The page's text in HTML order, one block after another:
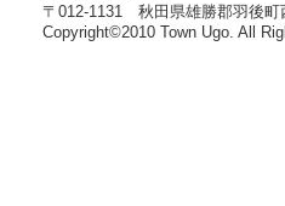
〒012-1131 秋田県雄勝郡羽後町
Copyright©2010 Town Ugo. All